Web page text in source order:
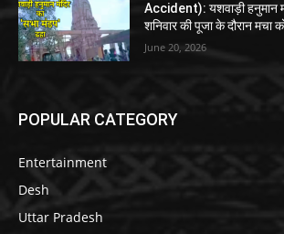
Accident): यशवाड़ी हनुमान
शनिवार की पूजा के दौरान मचा
June 20, 2026
POPULAR CATEGORY
Entertainment
Desh
Uttar Pradesh